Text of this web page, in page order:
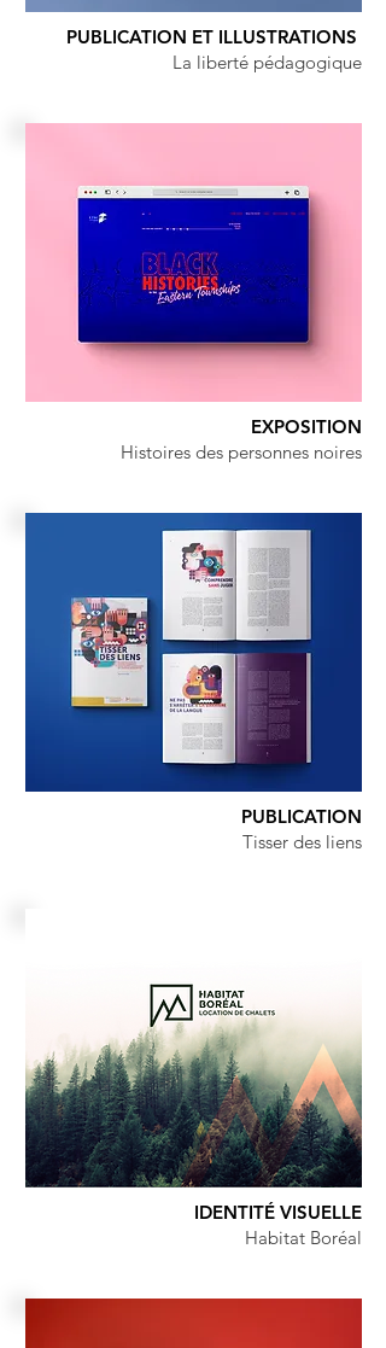
PUBLICATION ET ILLUSTRATIONS
La liberté pédagogique
EXPOSITION
Histoires des personnes noires
PUBLICATION
Tisser des liens
IDENTITÉ VISUELLE
Habitat Boréal